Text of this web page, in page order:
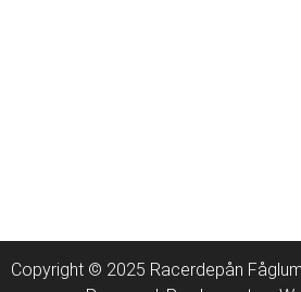
Copyright © 2025 Racerdepån